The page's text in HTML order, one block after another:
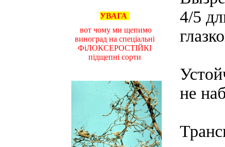
УВАГА
вот чому ми щепимо
виноград на спеціальні
ФіЛОКСЕРОСТІЙКІ
підщепні сорти
4/5
не